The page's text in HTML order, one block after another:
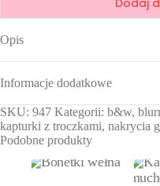
Opis
Informacje dodatkowe
SKU: 947 Kategorii: b&w,
kapturki z troczkami, nakrycia
Podobne produkty